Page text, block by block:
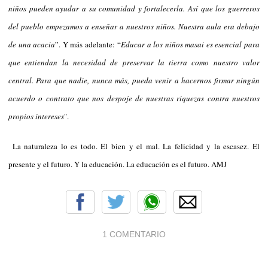
niños pueden ayudar a su comunidad y fortalecerla. Así que los guerreros
del pueblo empezamos a enseñar a nuestros niños. Nuestra aula era debajo
de una acacia”. Y más adelante:“Educar a los niños masai es esencial para
que entiendan la necesidad de preservar la tierra como nuestro valor
central. Para que nadie, nunca más, pueda venir a hacernos firmar ningún
acuerdo o contrato que nos despoje de nuestras riquezas contra nuestros
propios intereses".
La naturaleza lo es todo. El bien y el mal. La felicidad y la escasez. El
presente y el futuro. Y la educación. La educación es el futuro. AMJ
1 COMENTARIO